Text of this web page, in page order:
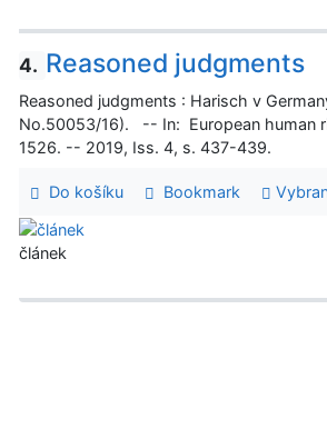
4. Reasoned judgments
Reasoned judgments : Harisch v
No.50053/16). -- In: European human
1526. -- 2019, Iss. 4, s. 437-439.
Do košíku Bookmark
článek